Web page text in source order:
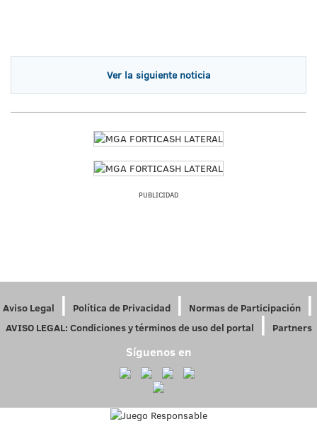
Ver la siguiente noticia
PUBLICIDAD
Aviso Legal | Política de Privacidad | Normas de Participación |
AVISO LEGAL: Condiciones y términos de uso del portal |Partners
Síguenos en